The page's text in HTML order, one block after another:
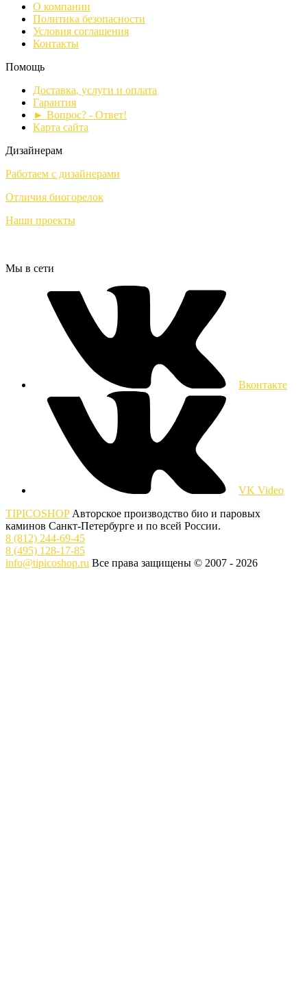
О компании
Политика безопасности
Условия соглашения
Контакты
Помощь
Доставка, услуги и оплата
Гарантия
► Вопрос? - Ответ!
Карта сайта
Дизайнерам
Работаем с дизайнерами
Отличия биогорелок
Наши проекты
Мы в сети
Вконтакте
VK Video
TIPICOSHOPАвторское производство био и паровых
каминов Санкт-Петербурге и по всей России.
8 (812) 244-69-45
8 (495) 128-17-85
info@tipicoshop.ru Все права защищены © 2007 - 2026